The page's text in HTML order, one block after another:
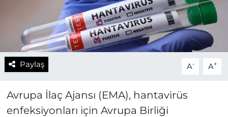
Paylaş A- A+
Avrupa İlaç Ajansı (EMA), hantavirüs
enfeksiyonları için Avrupa Birliği